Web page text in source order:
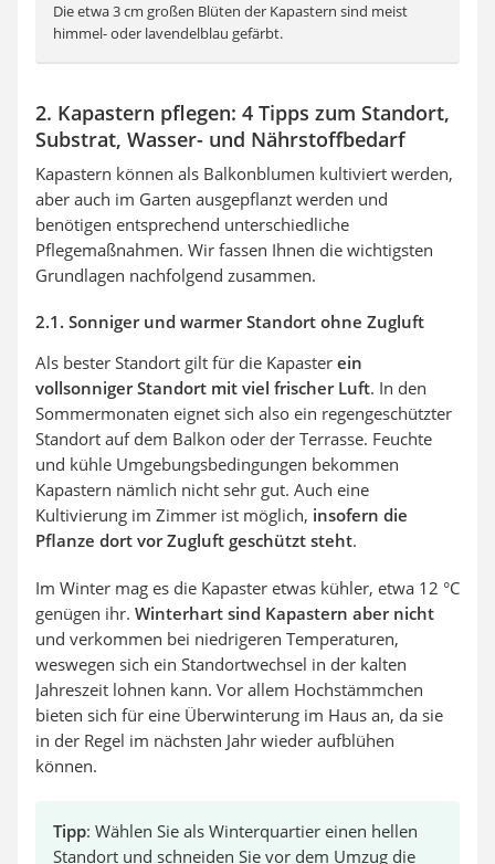
Die etwa 3 cm großen Blüten der Kapastern sind meist
himmel- oder lavendelblau gefärbt.
2. Kapastern pflegen: 4 Tipps zum Standort,
Substrat, Wasser- und Nährstoffbedarf
Kapastern können als Balkonblumen kultiviert werden,
aber auch im Garten ausgepflanzt werden und
benötigen entsprechend unterschiedliche
Pflegemaßnahmen. Wir fassen Ihnen die wichtigsten
Grundlagen nachfolgend zusammen.
2.1. Sonniger und warmer Standort ohne Zugluft
Als bester Standort gilt für die Kapaster ein
vollsonniger Standort mit viel frischer Luft. In den
Sommermonaten eignet sich also ein regengeschützter
Standort auf dem Balkon oder der Terrasse. Feuchte
und kühle Umgebungsbedingungen bekommen
Kapastern nämlich nicht sehr gut. Auch eine
Kultivierung im Zimmer ist möglich, insofern die
Pflanze dort vor Zugluft geschützt steht.
Im Winter mag es die Kapaster etwas kühler, etwa 12 °C
genügen ihr. Winterhart sind Kapastern aber nicht
und verkommen bei niedrigeren Temperaturen,
weswegen sich ein Standortwechsel in der kalten
Jahreszeit lohnen kann. Vor allem Hochstämmchen
bieten sich für eine Überwinterung im Haus an, da sie
in der Regel im nächsten Jahr wieder aufblühen
können.
Tipp: Wählen Sie als Winterquartier einen hellen
Standort und schneiden Sie vor dem Umzug die